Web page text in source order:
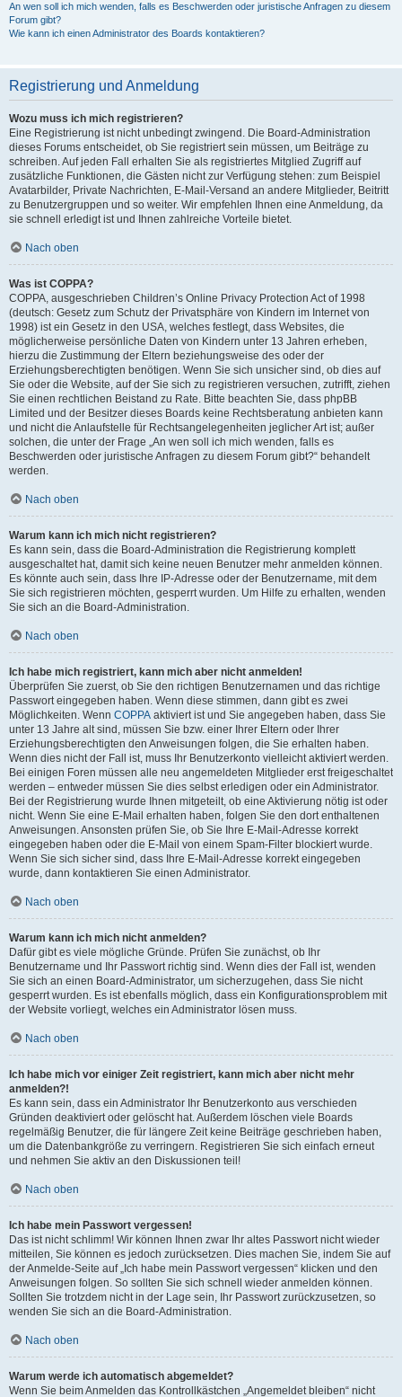
An wen soll ich mich wenden, falls es Beschwerden oder juristische Anfragen zu diesem
Forum gibt?
Wie kann ich einen Administrator des Boards kontaktieren?
Registrierung und Anmeldung
Wozu muss ich mich registrieren?
Eine Registrierung ist nicht unbedingt zwingend. Die Board-Administration
dieses Forums entscheidet, ob Sie registriert sein müssen, um Beiträge zu
schreiben. Auf jeden Fall erhalten Sie als registriertes Mitglied Zugriff auf
zusätzliche Funktionen, die Gästen nicht zur Verfügung stehen: zum Beispiel
Avatarbilder, Private Nachrichten, E-Mail-Versand an andere Mitglieder, Beitritt
zu Benutzergruppen und so weiter. Wir empfehlen Ihnen eine Anmeldung, da
sie schnell erledigt ist und Ihnen zahlreiche Vorteile bietet.
Nach oben
Was ist COPPA?
COPPA, ausgeschrieben Children’s Online Privacy Protection Act of 1998
(deutsch: Gesetz zum Schutz der Privatsphäre von Kindern im Internet von
1998) ist ein Gesetz in den USA, welches festlegt, dass Websites, die
möglicherweise persönliche Daten von Kindern unter 13 Jahren erheben,
hierzu die Zustimmung der Eltern beziehungsweise des oder der
Erziehungsberechtigten benötigen. Wenn Sie sich unsicher sind, ob dies auf
Sie oder die Website, auf der Sie sich zu registrieren versuchen, zutrifft, ziehen
Sie einen rechtlichen Beistand zu Rate. Bitte beachten Sie, dass phpBB
Limited und der Besitzer dieses Boards keine Rechtsberatung anbieten kann
und nicht die Anlaufstelle für Rechtsangelegenheiten jeglicher Art ist; außer
solchen, die unter der Frage „An wen soll ich mich wenden, falls es
Beschwerden oder juristische Anfragen zu diesem Forum gibt?“ behandelt
werden.
Nach oben
Warum kann ich mich nicht registrieren?
Es kann sein, dass die Board-Administration die Registrierung komplett
ausgeschaltet hat, damit sich keine neuen Benutzer mehr anmelden können.
Es könnte auch sein, dass Ihre IP-Adresse oder der Benutzername, mit dem
Sie sich registrieren möchten, gesperrt wurden. Um Hilfe zu erhalten, wenden
Sie sich an die Board-Administration.
Nach oben
Ich habe mich registriert, kann mich aber nicht anmelden!
Überprüfen Sie zuerst, ob Sie den richtigen Benutzernamen und das richtige
Passwort eingegeben haben. Wenn diese stimmen, dann gibt es zwei
Möglichkeiten. Wenn COPPA aktiviert ist und Sie angegeben haben, dass Sie
unter 13 Jahre alt sind, müssen Sie bzw. einer Ihrer Eltern oder Ihrer
Erziehungsberechtigten den Anweisungen folgen, die Sie erhalten haben.
Wenn dies nicht der Fall ist, muss Ihr Benutzerkonto vielleicht aktiviert werden.
Bei einigen Foren müssen alle neu angemeldeten Mitglieder erst freigeschaltet
werden – entweder müssen Sie dies selbst erledigen oder ein Administrator.
Bei der Registrierung wurde Ihnen mitgeteilt, ob eine Aktivierung nötig ist oder
nicht. Wenn Sie eine E-Mail erhalten haben, folgen Sie den dort enthaltenen
Anweisungen. Ansonsten prüfen Sie, ob Sie Ihre E-Mail-Adresse korrekt
eingegeben haben oder die E-Mail von einem Spam-Filter blockiert wurde.
Wenn Sie sich sicher sind, dass Ihre E-Mail-Adresse korrekt eingegeben
wurde, dann kontaktieren Sie einen Administrator.
Nach oben
Warum kann ich mich nicht anmelden?
Dafür gibt es viele mögliche Gründe. Prüfen Sie zunächst, ob Ihr
Benutzername und Ihr Passwort richtig sind. Wenn dies der Fall ist, wenden
Sie sich an einen Board-Administrator, um sicherzugehen, dass Sie nicht
gesperrt wurden. Es ist ebenfalls möglich, dass ein Konfigurationsproblem mit
der Website vorliegt, welches ein Administrator lösen muss.
Nach oben
Ich habe mich vor einiger Zeit registriert, kann mich aber nicht mehr
anmelden?!
Es kann sein, dass ein Administrator Ihr Benutzerkonto aus verschieden
Gründen deaktiviert oder gelöscht hat. Außerdem löschen viele Boards
regelmäßig Benutzer, die für längere Zeit keine Beiträge geschrieben haben,
um die Datenbankgröße zu verringern. Registrieren Sie sich einfach erneut
und nehmen Sie aktiv an den Diskussionen teil!
Nach oben
Ich habe mein Passwort vergessen!
Das ist nicht schlimm! Wir können Ihnen zwar Ihr altes Passwort nicht wieder
mitteilen, Sie können es jedoch zurücksetzen. Dies machen Sie, indem Sie auf
der Anmelde-Seite auf „Ich habe mein Passwort vergessen“ klicken und den
Anweisungen folgen. So sollten Sie sich schnell wieder anmelden können.
Sollten Sie trotzdem nicht in der Lage sein, Ihr Passwort zurückzusetzen, so
wenden Sie sich an die Board-Administration.
Nach oben
Warum werde ich automatisch abgemeldet?
Wenn Sie beim Anmelden das Kontrollkästchen „Angemeldet bleiben“ nicht